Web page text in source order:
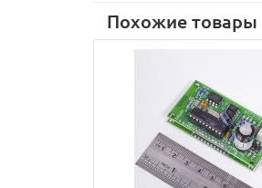
Похожие товары